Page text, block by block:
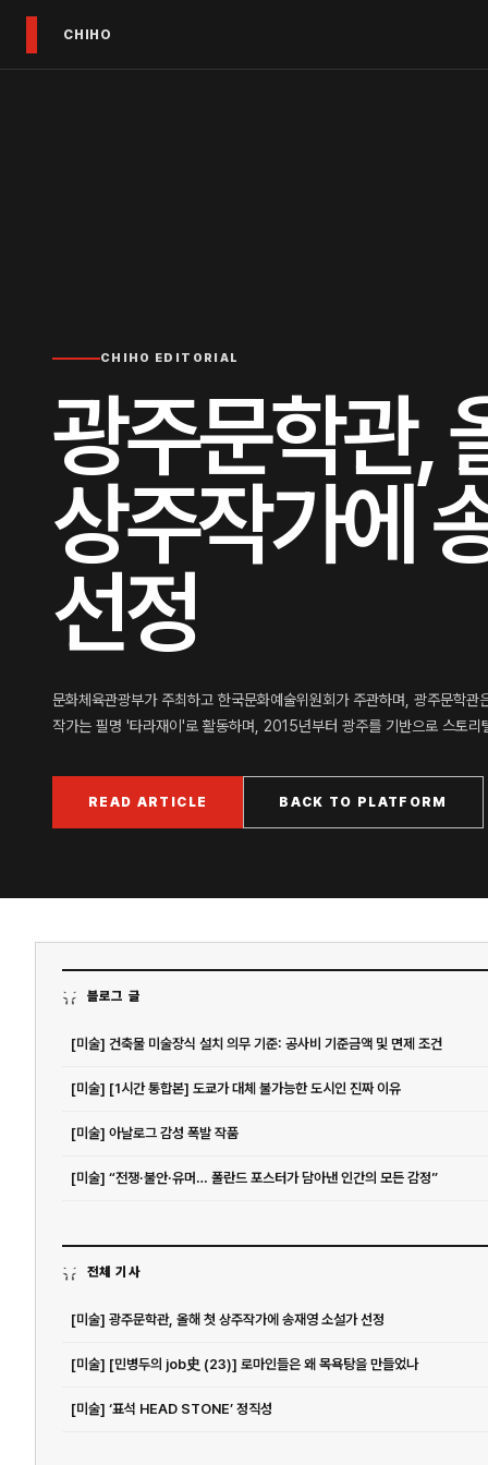
CHIHO
CHIHO EDITORIAL
광주문학관,
상주작가에
선정
문화체육관광부가 주최하고 한국문화예술위원회가 주관하며, 광주문학
작가는 필명 '타라재이'로 활동하며, 2015년부터 광주를 기반으로 스토리
READ ARTICLE BACK TO PLATFORM
블로그 글
[미술] 건축물 미술장식 설치 의무 기준: 공사비 기준금액 및 면제 조건
[미술] [1시간 통합본] 도쿄가 대체 불가능한 도시인 진짜 이유
[미술] 아날로그 감성 폭발 작품
[미술] “전쟁·불안·유머… 폴란드 포스터가 담아낸 인간의 모든 감정”
전체 기사
[미술] 광주문학관, 올해 첫 상주작가에 송재영 소설가 선정
[미술] [민병두의 job史 (23)] 로마인들은 왜 목욕탕을 만들었나
[미술] ‘표석 HEAD STONE’ 정직성